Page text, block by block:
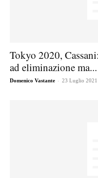
Tokyo 2020,
ad eliminazione ma...
Domenico Vastante - 23 Luglio 2021